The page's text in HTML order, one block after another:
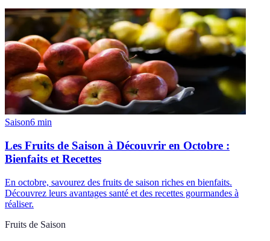
Saison6 min
Les Fruits de Saison à Découvrir en Octobre :
Bienfaits et Recettes
En octobre, savourez des fruits de saison riches en bienfaits.
Découvrez leurs avantages santé et des recettes gourmandes à
réaliser.
Fruits de Saison